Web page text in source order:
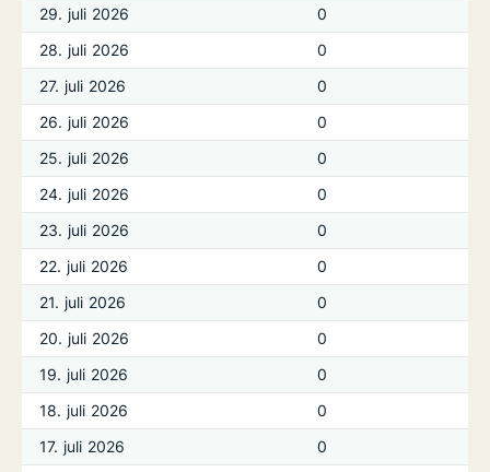
29. juli 2026
0
28. juli 2026
0
27. juli 2026
0
26. juli 2026
0
25. juli 2026
0
24. juli 2026
0
23. juli 2026
0
22. juli 2026
0
21. juli 2026
0
20. juli 2026
0
19. juli 2026
0
18. juli 2026
0
17. juli 2026
0